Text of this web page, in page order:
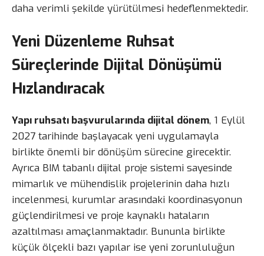
daha verimli şekilde yürütülmesi hedeflenmektedir.
Yeni Düzenleme Ruhsat
Süreçlerinde Dijital Dönüşümü
Hızlandıracak
Yapı ruhsatı başvurularında dijital dönem, 1 Eylül
2027 tarihinde başlayacak yeni uygulamayla
birlikte önemli bir dönüşüm sürecine girecektir.
Ayrıca BIM tabanlı dijital proje sistemi sayesinde
mimarlık ve mühendislik projelerinin daha hızlı
incelenmesi, kurumlar arasındaki koordinasyonun
güçlendirilmesi ve proje kaynaklı hataların
azaltılması amaçlanmaktadır. Bununla birlikte
küçük ölçekli bazı yapılar ise yeni zorunluluğun